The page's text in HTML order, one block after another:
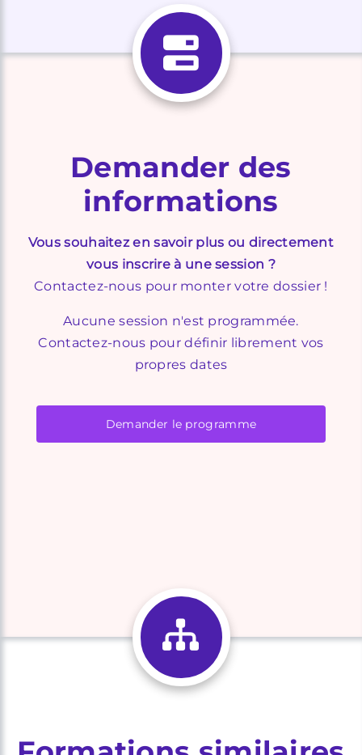
Demander des
informations
Vous souhaitez en savoir plus ou directement
vous inscrire à une session ?
Contactez-nous pour monter votre dossier !
Aucune session n'est programmée.
Contactez-nous pour définir librement vos
propres dates
Demander le programme